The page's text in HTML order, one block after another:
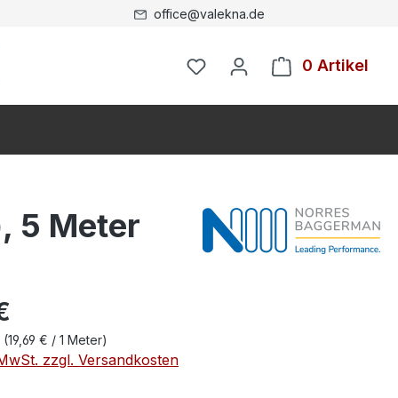
office@valekna.de
0 Artikel
5 Meter
(19,69 € / 1 Meter)
zzgl. Versandkosten